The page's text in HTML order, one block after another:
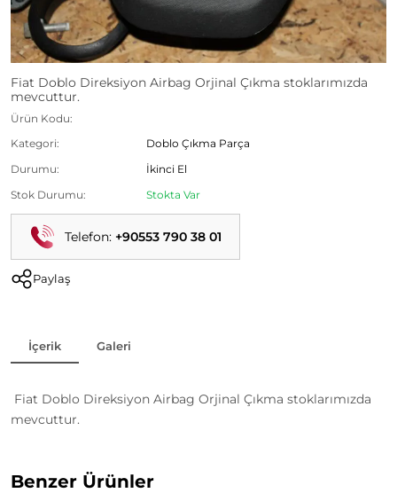
Fiat Doblo Direksiyon Airbag Orjinal Çıkma stoklarımızda
mevcuttur.
Ürün Kodu:
Kategori:
Doblo Çıkma Parça
Durumu:
İkinci El
Stok Durumu:
Stokta Var
Telefon: +90553 790 38 01
Paylaş
İçerik Galeri
Fiat Doblo Direksiyon Airbag Orjinal Çıkma stoklarımızda
mevcuttur.
Benzer Ürünler